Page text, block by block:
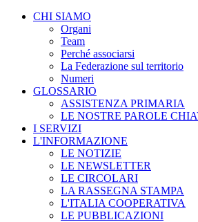
CHI SIAMO
Organi
Team
Perché associarsi
La Federazione sul territorio
Numeri
GLOSSARIO
ASSISTENZA PRIMARIA
LE NOSTRE PAROLE
I SERVIZI
L'INFORMAZIONE
LE NOTIZIE
LE NEWSLETTER
LE CIRCOLARI
LA RASSEGNA STAMPA
L'ITALIA COOPERATIVA
LE PUBBLICAZIONI